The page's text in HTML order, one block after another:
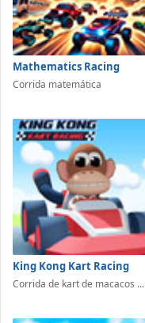
Mathematics Racing
Corrida matemática
King Kong Kart Racing
Corrida de kart de macacos ...